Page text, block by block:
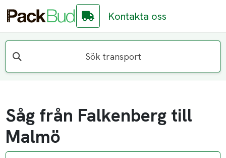
Kontakta oss
Sök transport
Såg från Falkenberg till
Malmö